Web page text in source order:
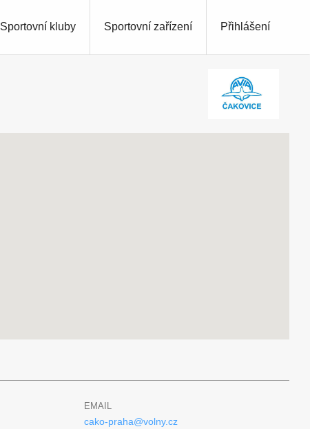
Přihlášení
Sportovní kluby Sportovní zařízení
EMAIL
cako-praha@volny.cz